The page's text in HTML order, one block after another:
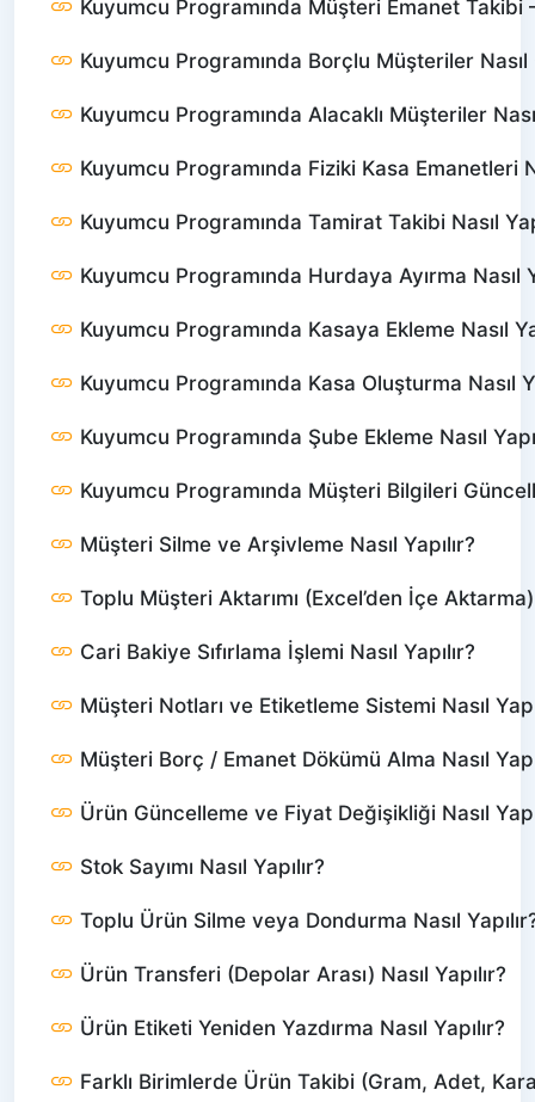
Kuyumcu Programında Müşteri Emanet Takibi
Kuyumcu Programında Borçlu Müşteriler Nasıl
Kuyumcu Programında Alacaklı Müşteriler
Kuyumcu Programında Fiziki Kasa Emanetleri
Kuyumcu Programında Tamirat Takibi Nasıl
Kuyumcu Programında Hurdaya Ayırma Nasıl
Kuyumcu Programında Kasaya Ekleme Nasıl
Kuyumcu Programında Kasa Oluşturma Nasıl
Kuyumcu Programında Şube Ekleme Nasıl
Kuyumcu Programında Müşteri Bilgileri
Müşteri Silme ve Arşivleme Nasıl Yapılır?
Toplu Müşteri Aktarımı (Excel’den İçe Aktarma)
Cari Bakiye Sıfırlama İşlemi Nasıl Yapılır?
Müşteri Notları ve Etiketleme Sistemi Nasıl
Müşteri Borç / Emanet Dökümü Alma Nasıl
Ürün Güncelleme ve Fiyat Değişikliği Nasıl
Stok Sayımı Nasıl Yapılır?
Toplu Ürün Silme veya Dondurma Nasıl
Ürün Transferi (Depolar Arası) Nasıl Yapılır?
Ürün Etiketi Yeniden Yazdırma Nasıl Yapılır?
Farklı Birimlerde Ürün Takibi (Gram, Adet,